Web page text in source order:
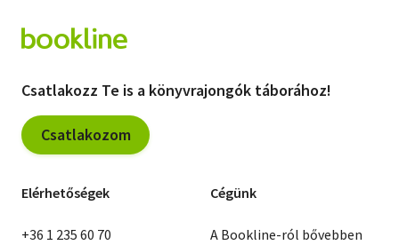
Csatlakozz Te is a könyvrajongók táborához!
Csatlakozom
Elérhetőségek
+36 1 235 60 70
Cégünk
A Bookline-ról bővebben